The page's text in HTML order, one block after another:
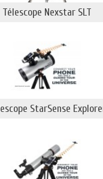
Celestron
mm
mm
mm
élaborée (batterie
», à savoir : les Nexstar
235 mm).
Télescope Nexstar SLT
StarSense